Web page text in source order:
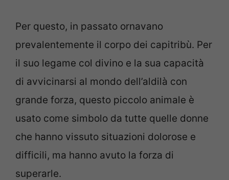
Per questo, in passato ornavano
prevalentemente il corpo dei capitribù. Per
il suo legame col divino e la sua capacità
di avvicinarsi al mondo dell’aldilà con
grande forza, questo piccolo animale è
usato come simbolo da tutte quelle donne
che hanno vissuto situazioni dolorose e
difficili, ma hanno avuto la forza di
superarle.